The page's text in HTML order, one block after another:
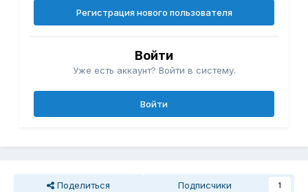
Регистрация нового пользователя
Войти
Уже есть аккаунт? Войти в систему.
Войти
Поделиться Подписчики 1